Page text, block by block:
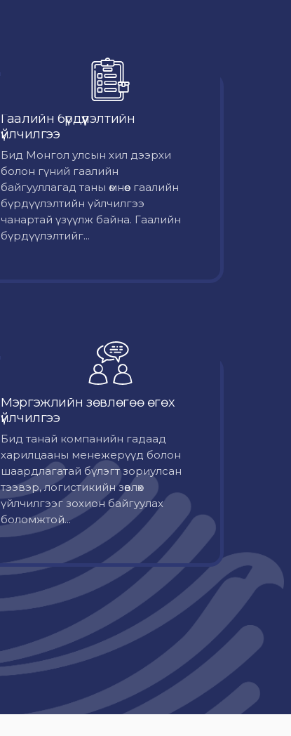
Гаалийн бүрдүүлэлтийн
үйлчилгээ
Бид Монгол улсын хил дээрхи
болон гүний гаалийн
байгууллагад таны өмнөөс гаалийн
бүрдүүлэлтийн үйлчилгээ
чанартай үзүүлж байна. Гаалийн
бүрдүүлэлтийг...
Мэргэжлийн зөвлөгөө өгөх
үйлчилгээ
Бид танай компанийн гадаад
харилцааны менежерүүд болон
шаардлагатай бүлэгт зориулсан
тээвэр, логистикийн зөвлөх
үйлчилгээг зохион байгуулах
боломжтой...